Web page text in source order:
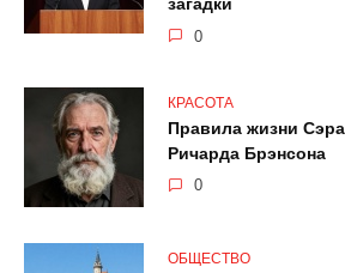
загадки
0
КРАСОТА
Правила жизни Сэра
Ричарда Брэнсона
0
ОБЩЕСТВО